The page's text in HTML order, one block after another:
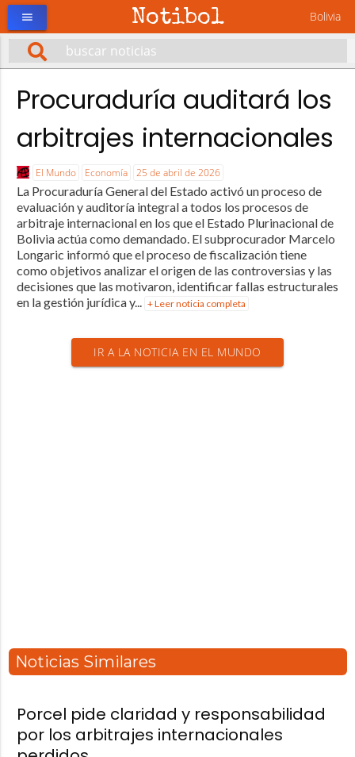
Notibol Bolivia
menu
Procuraduría auditará los
arbitrajes internacionales
El Mundo Economía 25 de abril de 2026
La Procuraduría General del Estado activó un proceso de
evaluación y auditoría integral a todos los procesos de
arbitraje internacional en los que el Estado Plurinacional de
Bolivia actúa como demandado. El subprocurador Marcelo
Longaric informó que el proceso de fiscalización tiene
como objetivos analizar el origen de las controversias y las
decisiones que las motivaron, identificar fallas estructurales
en la gestión jurídica y... + Leer noticia completa
IR A LA NOTICIA EN EL MUNDO
Noticias Similares
Porcel pide claridad y responsabilidad
por los arbitrajes internacionales